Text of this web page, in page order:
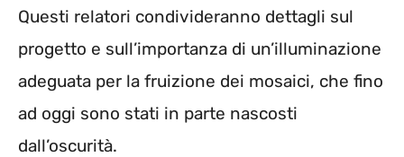
Questi relatori condivideranno dettagli sul
progetto e sull’importanza di un’illuminazione
adeguata per la fruizione dei mosaici, che fino
ad oggi sono stati in parte nascosti
dall’oscurità.